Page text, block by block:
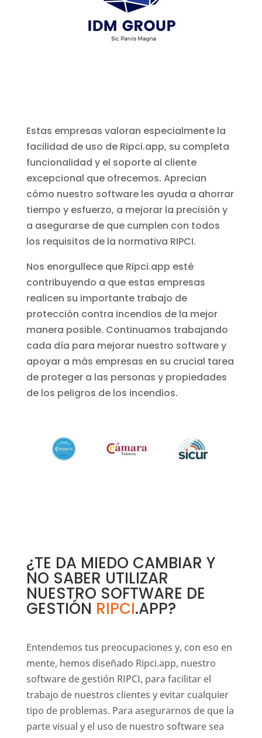
Estas empresas valoran especialmente la
facilidad de uso de Ripci.app, su completa
funcionalidad y el soporte al cliente
excepcional que ofrecemos. Aprecian
cómo nuestro software les ayuda a ahorrar
tiempo y esfuerzo, a mejorar la precisión y
a asegurarse de que cumplen con todos
los requisitos de la normativa RIPCI.
Nos enorgullece que Ripci.app esté
contribuyendo a que estas empresas
realicen su importante trabajo de
protección contra incendios de la mejor
manera posible. Continuamos trabajando
cada día para mejorar nuestro software y
apoyar a más empresas en su crucial tarea
de proteger a las personas y propiedades
de los peligros de los incendios.
¿TE DA MIEDO CAMBIAR Y
NO SABER UTILIZAR
NUESTRO SOFTWARE DE
GESTIÓN RIPCI.APP?
Entendemos tus preocupaciones y, con eso en
mente, hemos diseñado Ripci.app, nuestro
software de gestión RIPCI, para facilitar el
trabajo de nuestros clientes y evitar cualquier
tipo de problemas. Para asegurarnos de que la
parte visual y el uso de nuestro software sea